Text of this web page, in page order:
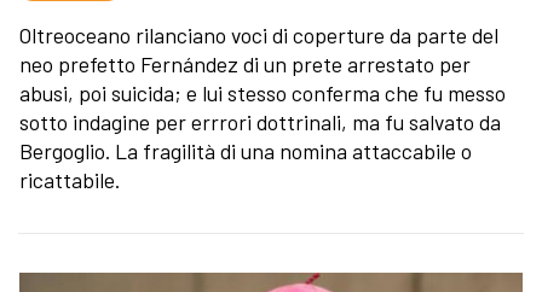
Oltreoceano rilanciano voci di coperture da parte del
neo prefetto Fernández di un prete arrestato per
abusi, poi suicida; e lui stesso conferma che fu messo
sotto indagine per errrori dottrinali, ma fu salvato da
Bergoglio. La fragilità di una nomina attaccabile o
ricattabile.